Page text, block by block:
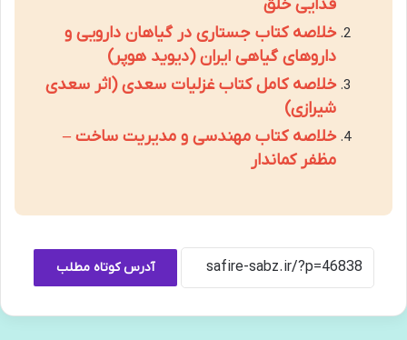
فدایی خلق
خلاصه کتاب جستاری در گیاهان دارویی و
داروهای گیاهی ایران (دیوید هوپر)
خلاصه کامل کتاب غزلیات سعدی (اثر سعدی
شیرازی)
خلاصه کتاب مهندسی و مدیریت ساخت –
مظفر کماندار
آدرس کوتاه مطلب